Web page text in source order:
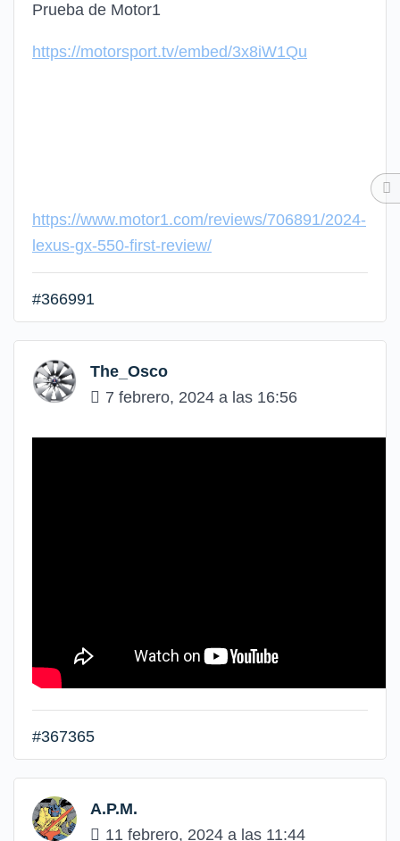
Prueba de Motor1
https://motorsport.tv/embed/3x8iW1Qu
https://www.motor1.com/reviews/706891/2024-
lexus-gx-550-first-review/
#366991
The_Osco
7 febrero, 2024 a las 16:56
#367365
A.P.M.
11 febrero, 2024 a las 11:44